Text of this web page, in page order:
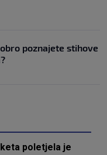
poznajete stihove
poletjela je